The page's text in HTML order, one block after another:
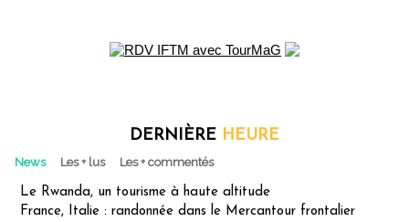
DERNIÈRE HEURE
News Les + lus Les + commentés
Le Rwanda, un tourisme à haute altitude
France, Italie : randonnée dans le Mercantour frontalier